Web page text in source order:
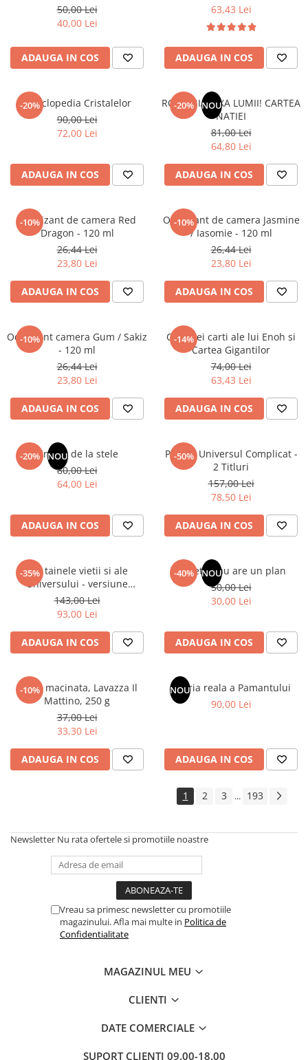
AudioBook
Beletristica
Carti erotice
Adult
Crime, Thriller, Mistery
Literatura Romana
Literatura Universala
Poezie
Romane de dragoste, Carti
romantice
Senzatii/Dragoste
Senzatii/Erotic
Senzatii/Suspans
Senzatii/Thriller
SF & Fantasy
Teatru
Teens Book Club
Birotica & Papetarie
Articole Birotica
Accesorii Arhivare
Instrumente de scris
Seturi birotica
Articole scolare
Caiete si Carnetele scolare
Coperti, Mape, Etichete
Ghiozdane si Penare scolare
Instrumente si Truse Geometrie
Seturi scolare
Calculator
Consumabile & Accesorii
Cadouri
Literatura Romana
Literatura Universala
Carte Prescolara, Joc
Carti cartonate
50,00 Lei
40,00 Lei
ADAUGA IN COS
63,43 Lei
ADAUGA IN COS
-20%
Enciclopedia Cristalelor
90,00 Lei
72,00 Lei
ADAUGA IN COS
-20% NOU
ROMANIA, AXA LUMII! CARTEA
NATIEI
81,00 Lei
64,80 Lei
ADAUGA IN COS
-10%
Odorizant de camera Red
Dragon - 120 ml
26,44 Lei
23,80 Lei
ADAUGA IN COS
-10%
Odorizant de camera Jasmine
/ Iasomie - 120 ml
26,44 Lei
23,80 Lei
ADAUGA IN COS
-10%
Odorizant camera Gum / Sakiz
- 120 ml
26,44 Lei
23,80 Lei
ADAUGA IN COS
-14%
Cele trei carti ale lui Enoh si
Cartea Gigantilor
74,00 Lei
63,43 Lei
ADAUGA IN COS
-20% NOU
Un dar de la stele
80,00 Lei
64,00 Lei
ADAUGA IN COS
-50%
Pachet Universul Complicat -
2 Titluri
157,00 Lei
78,50 Lei
ADAUGA IN COS
-35%
Din tainele vietii si ale
Universului - versiune
originala din 1939. Volumele I-
III.
143,00 Lei
93,00 Lei
ADAUGA IN COS
-40% NOU
Sufletul tau are un plan
50,00 Lei
30,00 Lei
ADAUGA IN COS
-10%
Cafea macinata, Lavazza Il
Mattino, 250 g
37,00 Lei
33,30 Lei
ADAUGA IN COS
NOU
Istoria reala a Pamantului
90,00 Lei
ADAUGA IN COS
1 2 3 ... 193
Newsletter Nu rata ofertele si promotiile noastre
Vreau sa primesc newsletter cu promotiile
magazinului. Afla mai multe in Politica de
Confidentialitate
MAGAZINUL MEU
CLIENTI
DATE COMERCIALE
SUPORT CLIENTI 09.00-18.00